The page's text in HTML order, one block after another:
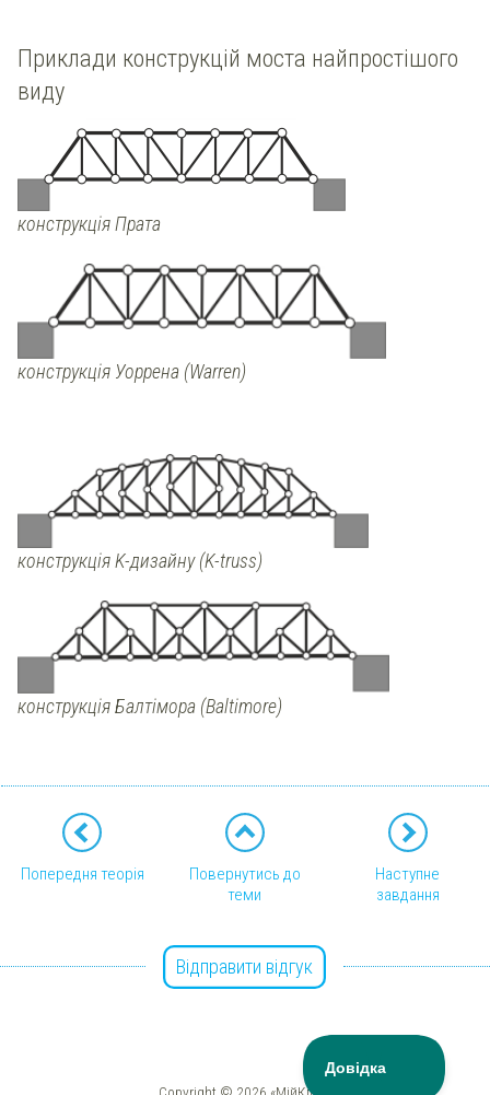
Приклади конструкцій моста найпростішого
виду
конструкція Прата
конструкція Уоррена (Warren)
конструкція K-дизайну (K-truss)
конструкція Балтімора (Baltimore)
Попередня теорія
Повернутись до
теми
Наступне
завдання
Відправити відгук
Copyright © 2026 «МійКлас»